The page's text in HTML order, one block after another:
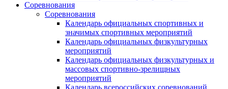
Соревнования
Соревнования
Календарь официальных спортивных и
значимых спортивных мероприятий
Календарь официальных физкультурных
мероприятий
Календарь официальных физкультурных и
массовых спортивно-зрелищных
мероприятий
Календарь всероссийских соревнований